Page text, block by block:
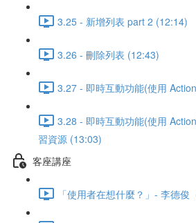
3.25 - 新增列表 part 2 (12:14)
3.26 - 刪除列表 (12:43)
3.27 - 即時互動功能(使用
3.28 - 即時互動功能(使用
習資源 (13:03)
客座講座
「使用者在想什麼？」- 李德俊